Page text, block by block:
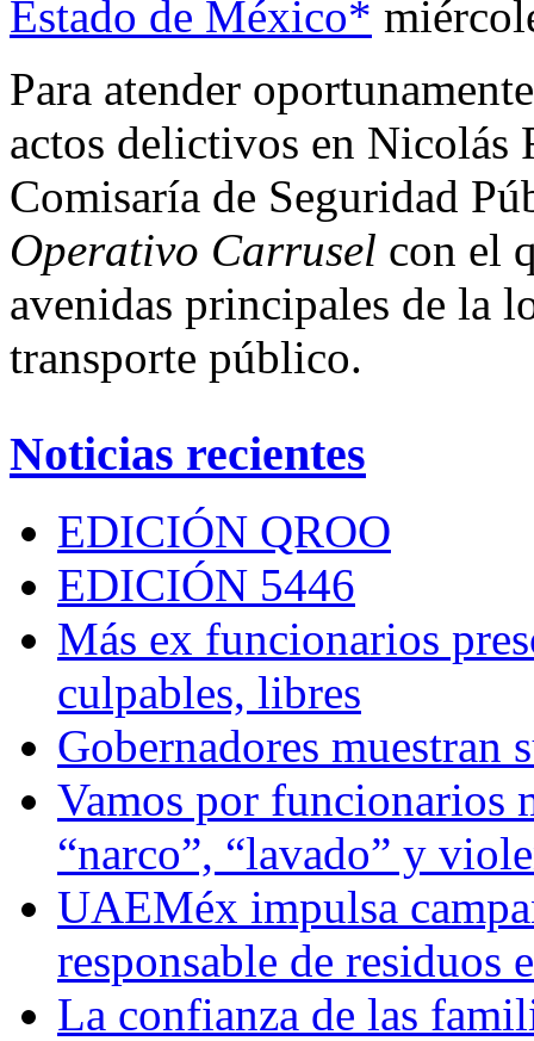
Estado de México*
Para atender
actos delictivos en Nicolás
Comisaría de Seguridad
Operativo Carrusel con el
avenidas principales de la
transporte público.
Noticias recientes
EDICIÓN QROO
EDICIÓN 5446
Más ex funcionarios
culpables, libres
Gobernadores muestran
Vamos por funcionarios
“narco”, “lavado” y
UAEMéx impulsa
responsable de residuos
La confianza de las